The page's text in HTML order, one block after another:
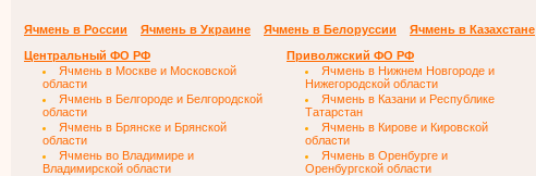
Ячмень в России Ячмень в Украине Ячмень в Белоруссии Ячмень в Казахстане
Центральный ФО РФ
Ячмень в Москве и Московской
области
Ячмень в Белгороде и Белгородской
области
Ячмень в Брянске и Брянской
области
Ячмень во Владимире и
Владимирской области
Приволжский ФО РФ
Ячмень в Нижнем Новгороде и
Нижегородской области
Ячмень в Казани и Республике
Татарстан
Ячмень в Кирове и Кировской
области
Ячмень в Оренбурге и
Оренбургской области